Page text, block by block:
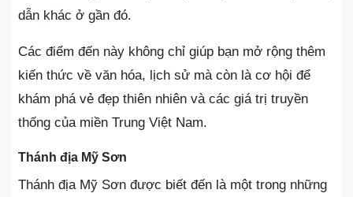
dẫn khác ở gần đó.
Các điểm đến này không chỉ giúp bạn mở rộng thêm
kiến thức về văn hóa, lịch sử mà còn là cơ hội để
khám phá vẻ đẹp thiên nhiên và các giá trị truyền
thống của miền Trung Việt Nam.
Thánh địa Mỹ Sơn
Thánh địa Mỹ Sơn được biết đến là một trong những